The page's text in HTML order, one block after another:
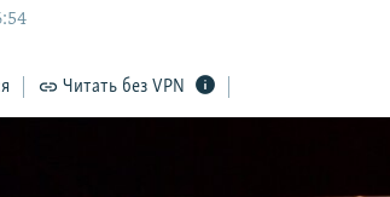
Читать без VPN